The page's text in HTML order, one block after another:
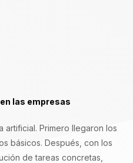
las empresas
artificial. Primero llegaron los
básicos. Después, con los
de tareas concretas,